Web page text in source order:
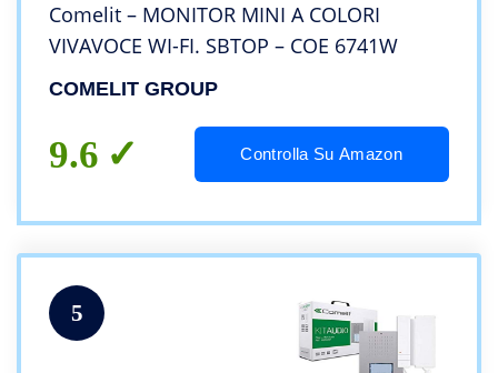
Comelit – MONITOR MINI A COLORI
VIVAVOCE WI-FI. SBTOP – COE 6741W
COMELIT GROUP
9.6 Controlla Su Amazon
5